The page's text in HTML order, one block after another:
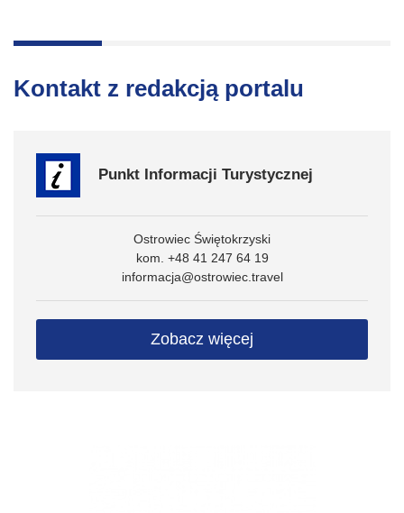
Kontakt z redakcją portalu
Punkt Informacji Turystycznej
Ostrowiec Świętokrzyski
kom. +48 41 247 64 19
informacja@ostrowiec.travel
Zobacz więcej